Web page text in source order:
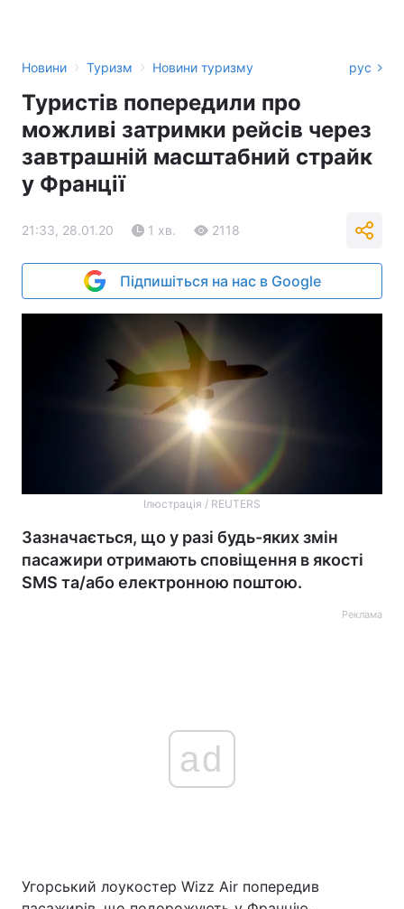
Новини › Туризм › Новини туризму рус
Туристів попередили про
можливі затримки рейсів через
завтрашній масштабний страйк
у Франції
21:33, 28.01.20 1 хв. 2118
Підпишіться на нас в Google
Ілюстрація / REUTERS
Зазначається, що у разі будь-яких змін
пасажири отримають сповіщення в якості
SMS та/або електронною поштою.
Реклама
ad
Угорський лоукостер Wizz Air попередив